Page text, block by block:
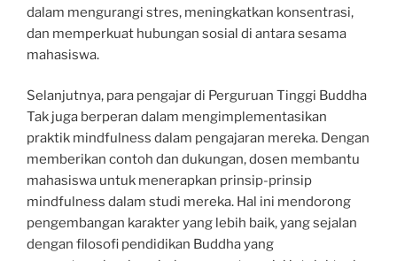
dalam mengurangi stres, meningkatkan konsentrasi,
dan memperkuat hubungan sosial di antara sesama
mahasiswa.
Selanjutnya, para pengajar di Perguruan Tinggi Buddha
Tak juga berperan dalam mengimplementasikan
praktik mindfulness dalam pengajaran mereka. Dengan
memberikan contoh dan dukungan, dosen membantu
mahasiswa untuk menerapkan prinsip-prinsip
mindfulness dalam studi mereka. Hal ini mendorong
pengembangan karakter yang lebih baik, yang sejalan
dengan filosofi pendidikan Buddha yang